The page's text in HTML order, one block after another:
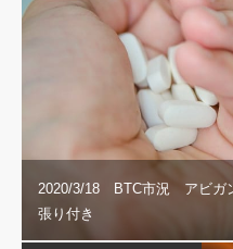
2020/3/18 BTC市況 アビガ
張り付き